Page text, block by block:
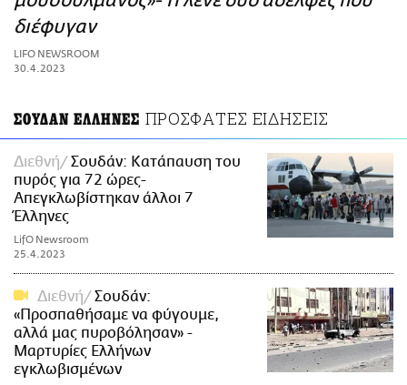
ΑΜΠΑ
PRINT
διέφυγαν
LIFO NEWSROOM
30.4.2023
ΣΟΥΔΑΝ ΕΛΛΗΝΕΣ ΠΡΟΣΦΑΤΕΣ ΕΙΔΗΣΕΙΣ
Διεθνή
Σουδάν: Κατάπαυση του
πυρός για 72 ώρες-
Απεγκλωβίστηκαν άλλοι 7
Έλληνες
LifO Newsroom
25.4.2023
Διεθνή
Σουδάν:
«Προσπαθήσαμε να φύγουμε,
αλλά μας πυροβόλησαν» -
Μαρτυρίες Ελλήνων
εγκλωβισμένων